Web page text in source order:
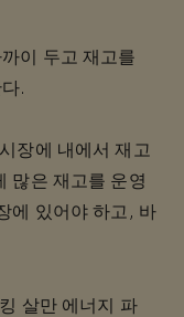
이 두고 재고를
.
장에 내에서 재고
많은 재고를 운영
에 있어야 하고, 바
살만 에너지 파